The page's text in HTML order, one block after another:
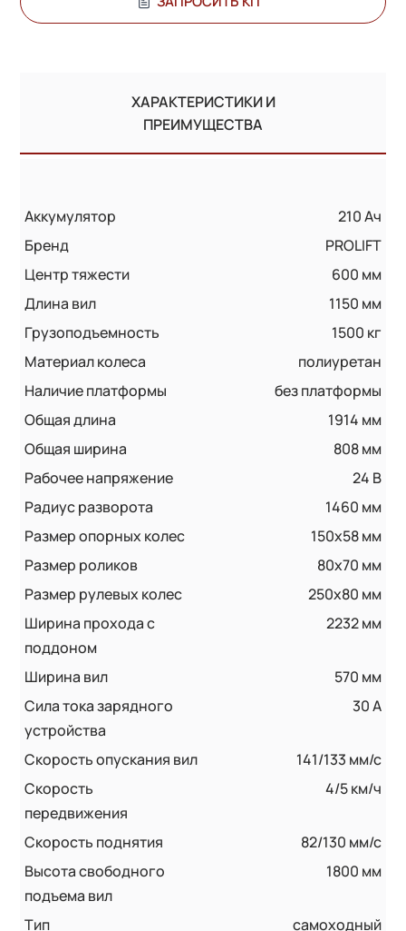
ХАРАКТЕРИСТИКИ И
ПРЕИМУЩЕСТВА
Аккумулятор
210 Ач
Бренд
PROLIFT
Центр тяжести
600 мм
Длина вил
1150 мм
Грузоподъемность
1500 кг
Материал колеса
полиуретан
Наличие платформы
без платформы
Общая длина
1914 мм
Общая ширина
808 мм
Рабочее напряжение
24 В
Радиус разворота
1460 мм
Размер опорных колес
150x58 мм
Размер роликов
80х70 мм
Размер рулевых колес
250x80 мм
Ширина прохода с
поддоном
2232 мм
Ширина вил
570 мм
Сила тока зарядного
устройства
30 А
Скорость опускания вил
141/133 мм/с
Скорость
передвижения
4/5 км/ч
Скорость поднятия
82/130 мм/с
Высота свободного
подъема вил
1800 мм
Тип самоходный